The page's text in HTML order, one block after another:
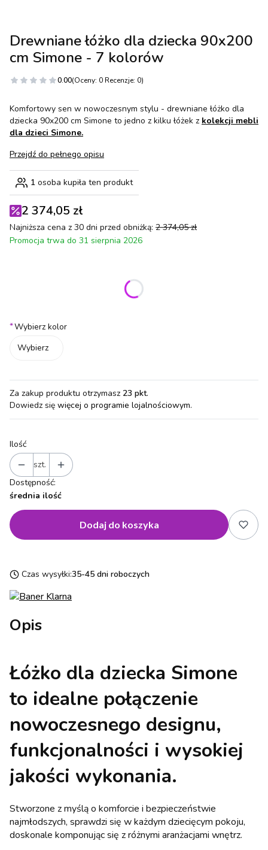
Drewniane łóżko dla dziecka 90x200
cm Simone - 7 kolorów
0.00(Oceny: 0 Recenzje: 0)
Komfortowy sen w nowoczesnym stylu - drewniane łóżko dla
dziecka 90x200 cm Simone to jedno z kilku łóżek z kolekcji mebli
dla dzieci Simone.
Przejdź do pełnego opisu
1 osoba kupiła ten produkt
2 374,05 zł
Najniższa cena z 30 dni przed obniżką: 2 374,05 zł
Promocja trwa do 31 sierpnia 2026
Poszczególne warianty mogą różnić się ceną
*Wybierz kolor
Wybierz
Za zakup produktu otrzymasz 23 pkt.
Dowiedz się więcej o programie lojalnościowym.
Ilość
szt.
Dostępność:
średnia ilość
Dodaj do koszyka
Czas wysyłki:35-45 dni roboczych
Opis
Łóżko dla dziecka Simone
to idealne połączenie
nowoczesnego designu,
funkcjonalności i wysokiej
jakości wykonania.
Stworzone z myślą o komforcie i bezpieczeństwie
najmłodszych, sprawdzi się w każdym dziecięcym pokoju,
doskonale komponując się z różnymi aranżacjami wnętrz.